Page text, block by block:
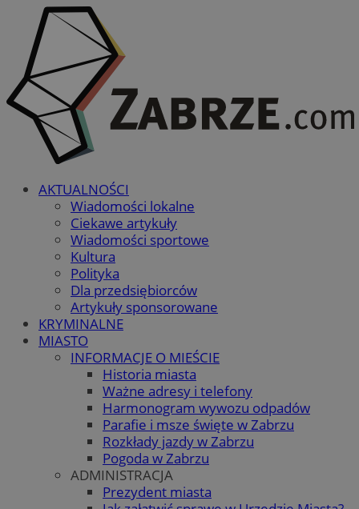
AKTUALNOŚCI
Wiadomości lokalne
Ciekawe artykuły
Wiadomości sportowe
Kultura
Polityka
Dla przedsiębiorców
Artykuły sponsorowane
KRYMINALNE
MIASTO
INFORMACJE O MIEŚCIE
Historia miasta
Ważne adresy i telefony
Harmonogram wywozu odpadów
Parafie i msze święte w Zabrzu
Rozkłady jazdy w Zabrzu
Pogoda w Zabrzu
ADMINISTRACJA
Prezydent miasta